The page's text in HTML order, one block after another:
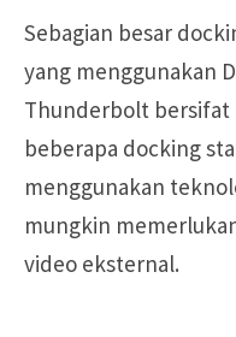
Sebagian besar
yang menggunakan
Thunderbolt bersifat
beberapa docking
menggunakan
mungkin
video eksternal.